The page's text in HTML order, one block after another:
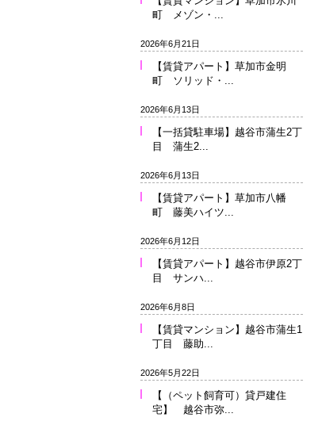
町 メゾン・...
2026年6月21日
【賃貸アパート】草加市金明
町 ソリッド・...
2026年6月13日
【一括貸駐車場】越谷市蒲生2丁
目 蒲生2...
2026年6月13日
【賃貸アパート】草加市八幡
町 藤美ハイツ...
2026年6月12日
【賃貸アパート】越谷市伊原2丁
目 サンハ...
2026年6月8日
【賃貸マンション】越谷市蒲生1
丁目 藤助...
2026年5月22日
【（ペット飼育可）貸戸建住
宅】 越谷市弥...